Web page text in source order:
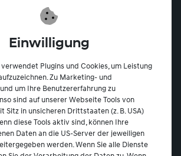
Verkauf
Mo.-Fr. 08:00 - 18:00 Uhr
09:00 - 13:00 Uhr
Werkstatt
Fr. 08:00 - 17:00 Uhr
Samstag geschlossen
Sonntag geschlossen
Standorte
Einwilligung
Plugins und Cookies, um Leistung
Zu Marketing- und
um Ihre Benutzererfahrung zu
sind auf unserer Webseite Tools von
Sitz in unsicheren Drittstaaten (z. B. USA)
diese Tools aktiv sind, können Ihre
Daten an die US-Server der jeweiligen
werden. Wenn Sie alle Dienste